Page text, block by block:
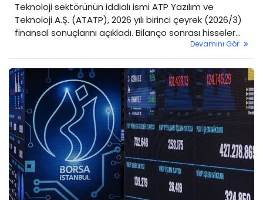
Teknoloji sektörünün iddialı ismi ATP Yazılım ve
Teknoloji A.Ş. (ATATP), 2026 yılı birinci çeyrek (2026/3)
finansal sonuçlarını açıkladı. Bilanço sonrası hisseler
Devamını Gör